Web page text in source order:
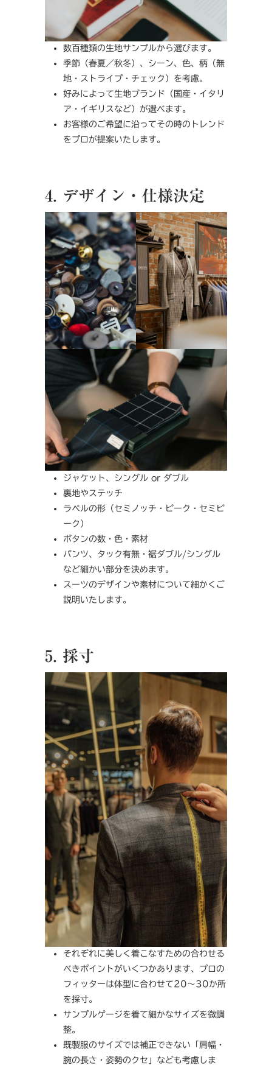
数百種類の生地サンプルから選びます。
季節（春夏／秋冬）、シーン、色、柄（無
地・ストライプ・チェック）を考慮。
好みによって生地ブランド（国産・イタリ
ア・イギリスなど）が選べます。
お客様のご希望に沿ってその時のトレンド
をプロが提案いたします。
4. デザイン・仕様決定
ジャケット、シングル or ダブル
裏地やステッチ
ラペルの形（セミノッチ・ピーク・セミピ
ーク）
ボタンの数・色・素材
パンツ、タック有無・裾ダブル/シングル
など細かい部分を決めます。
スーツのデザインや素材について細かくご
説明いたします。
5. 採寸
それぞれに美しく着こなすための合わせる
べきポイントがいくつかあります、プロの
フィッターは体型に合わせて20～30か所
を採寸。
サンプルゲージを着て細かなサイズを微調
整。
既製服のサイズでは補正できない「肩幅・
腕の長さ・姿勢のクセ」なども考慮しま